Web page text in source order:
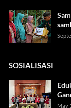
SOSIALISASI
May